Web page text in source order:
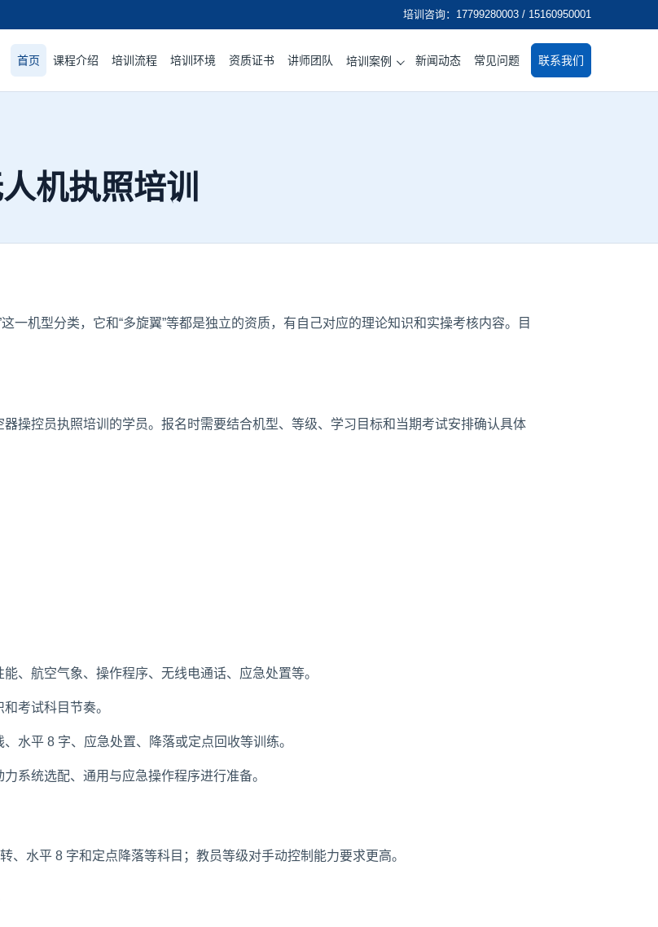
培训咨询：17799280003 / 15160950001
首页 课程介绍 培训流程 培训环境 资质证书 讲师团队 培训案例 新闻动态 常见问题 联系我们
机执照培训
一机型分类，它和“多旋翼”等都是独立的资质，有自己对应的理论知识和实操考核内容。目
操控员执照培训的学员。报名时需要结合机型、等级、学习目标和当期考试安排确认具体
、航空气象、操作程序、无线电通话、应急处置等。
考试科目节奏。
水平 8 字、应急处置、降落或定点回收等训练。
系统选配、通用与应急操作程序进行准备。
、水平 8 字和定点降落等科目；教员等级对手动控制能力要求更高。